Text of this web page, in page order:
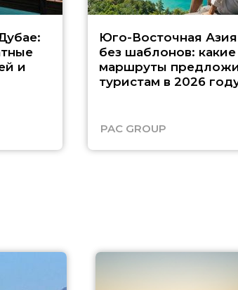
и
Юго-Восточная Азия
без шаблонов: какие
маршруты
туристам в 2026
PAC GROUP